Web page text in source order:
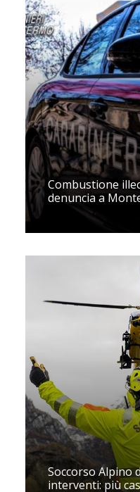
Combustione
denuncia a
Soccorso Alpino
interventi: più